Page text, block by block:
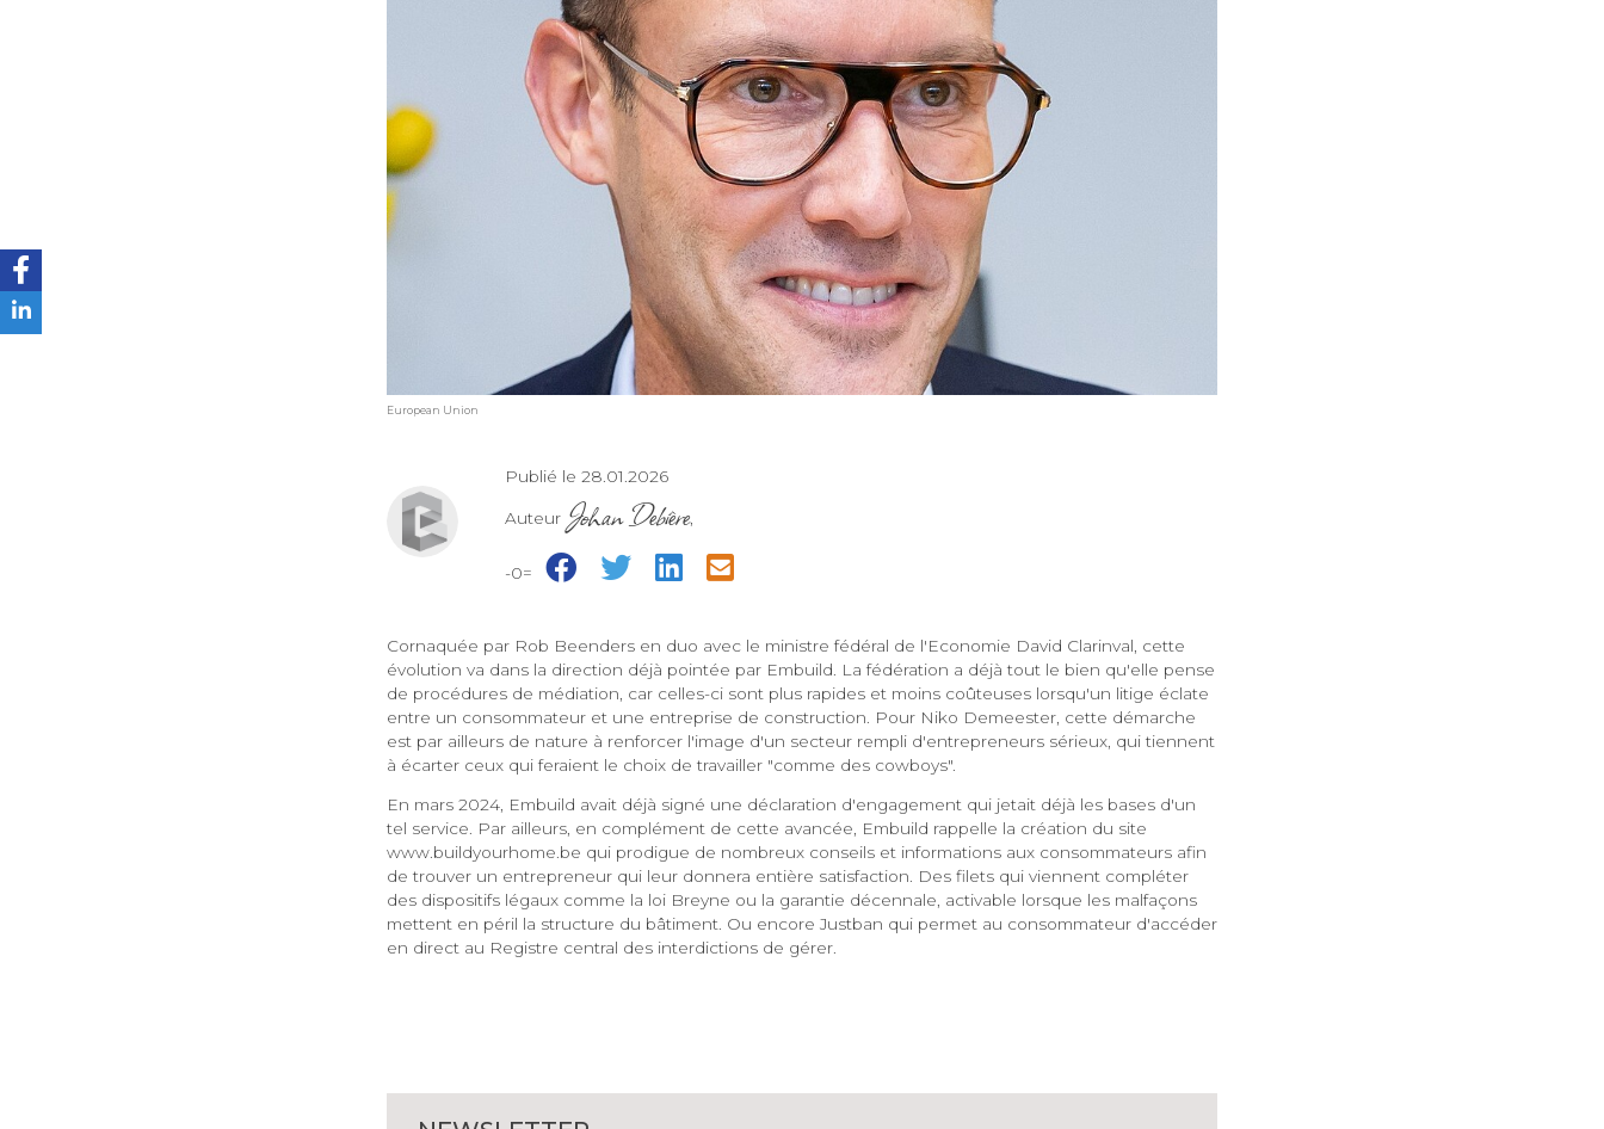
European Union
Publié le 28.01.2026
Auteur Johan Debière,
-0=
Cornaquée par Rob Beenders en duo avec le ministre fédéral de l'Economie David Clarinval, cette
évolution va dans la direction déjà pointée par Embuild. La fédération a déjà tout le bien qu'elle pense
de procédures de médiation, car celles-ci sont plus rapides et moins coûteuses lorsqu'un litige éclate
entre un consommateur et une entreprise de construction. Pour Niko Demeester, cette démarche
est par ailleurs de nature à renforcer l'image d'un secteur rempli d'entrepreneurs sérieux, qui tiennent
à écarter ceux qui feraient le choix de travailler "comme des cowboys".
En mars 2024, Embuild avait déjà signé une déclaration d'engagement qui jetait déjà les bases d'un
tel service. Par ailleurs, en complément de cette avancée, Embuild rappelle la création du site
www.buildyourhome.be qui prodigue de nombreux conseils et informations aux consommateurs afin
de trouver un entrepreneur qui leur donnera entière satisfaction. Des filets qui viennent compléter
des dispositifs légaux comme la loi Breyne ou la garantie décennale, activable lorsque les malfaçons
mettent en péril la structure du bâtiment. Ou encore Justban qui permet au consommateur d'accéder
en direct au Registre central des interdictions de gérer.